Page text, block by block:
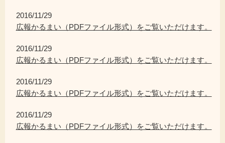
2016/11/29
広報かるまい（PDFファイル形式）をご覧いただけます。
2016/11/29
広報かるまい（PDFファイル形式）をご覧いただけます。
2016/11/29
広報かるまい（PDFファイル形式）をご覧いただけます。
2016/11/29
広報かるまい（PDFファイル形式）をご覧いただけます。